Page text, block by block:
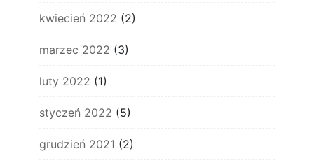
kwiecień 2022 (2)
marzec 2022 (3)
luty 2022 (1)
styczeń 2022 (5)
grudzień 2021 (2)